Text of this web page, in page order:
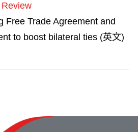
Free Trade Agreement and
to boost bilateral ties (英文)